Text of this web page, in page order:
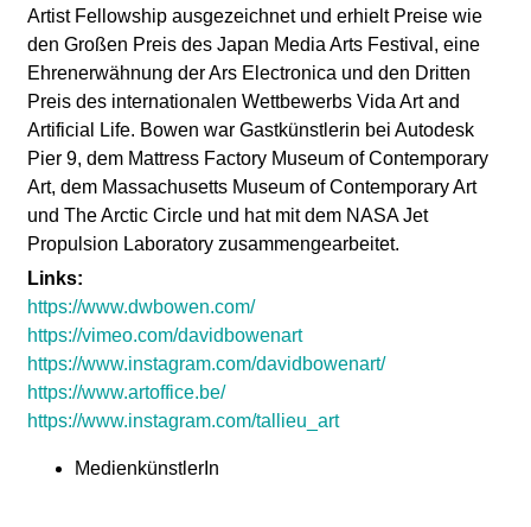
a
b
o
Artist Fellowship ausgezeichnet und erhielt Preise wie
den Großen Preis des Japan Media Arts Festival, eine
Ehrenerwähnung der Ars Electronica und den Dritten
Preis des internationalen Wettbewerbs Vida Art and
Artificial Life. Bowen war Gastkünstlerin bei Autodesk
Pier 9, dem Mattress Factory Museum of Contemporary
Art, dem Massachusetts Museum of Contemporary Art
und The Arctic Circle und hat mit dem NASA Jet
Propulsion Laboratory zusammengearbeitet.
Links:
https://www.dwbowen.com/
https://vimeo.com/davidbowenart
https://www.instagram.com/davidbowenart/
https://www.artoffice.be/
https://www.instagram.com/tallieu_art
MedienkünstlerIn